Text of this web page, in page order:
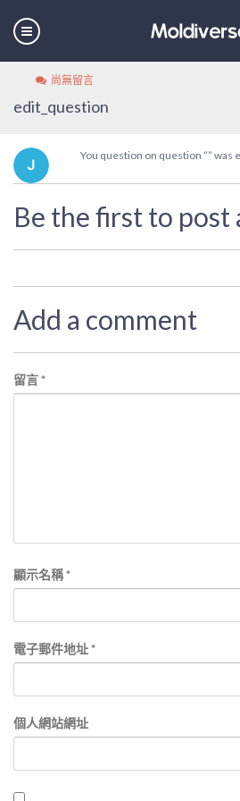
尚無留言
edit_question
You question on question “” was
Be the first to post
Add a comment
留言*
顯示名稱*
電子郵件地址*
個人網站網址